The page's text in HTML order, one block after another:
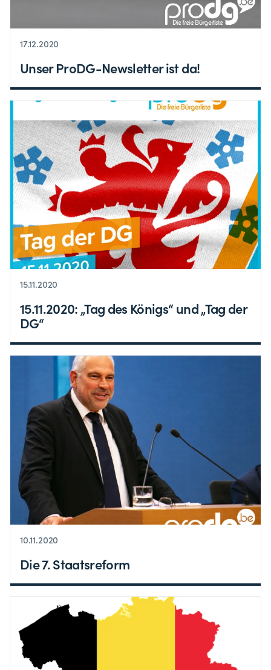
17.12.2020
Unser ProDG-Newsletter ist da!
15.11.2020
15.11.2020: „Tag des Königs“ und „Tag der
DG“
10.11.2020
Die 7. Staatsreform